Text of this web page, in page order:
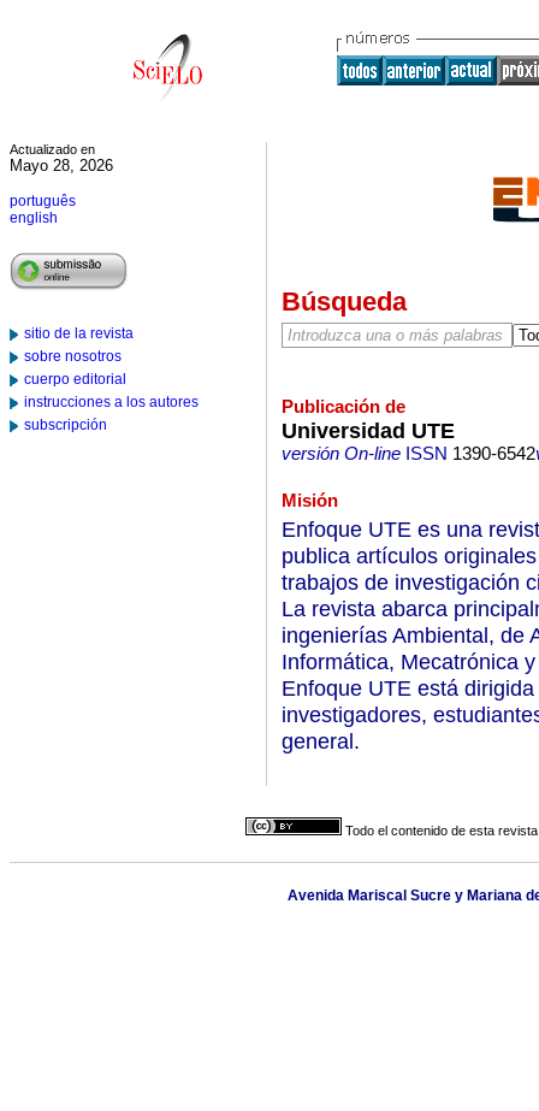
Actualizado en
Mayo 28, 2026
português
english
sitio de la revista
sobre nosotros
cuerpo editorial
instrucciones a los autores
subscripción
Búsqueda
Publicación de
Universidad UTE
versión On-lineISSN 1390-6542
Misión
Enfoque UTE es una
publica artículos
trabajos de investigación
La revista abarca
ingenierías Ambiental, de
Informática, Mecatrónica
Enfoque UTE está
investigadores,
general.
Todo el contenido de esta
Avenida Mariscal Sucre y Mariana